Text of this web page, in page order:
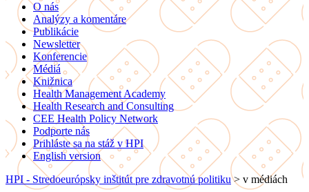
O nás
Analýzy a komentáre
Publikácie
Newsletter
Konferencie
Médiá
Knižnica
Health Management Academy
Health Research and Consulting
CEE Health Policy Network
Podporte nás
Prihláste sa na stáž v HPI
English version
HPI - Stredoeurópsky inštitút pre zdravotnú politiku> v médiách